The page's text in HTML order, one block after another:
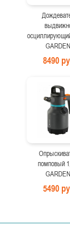
8490
помповый
5490